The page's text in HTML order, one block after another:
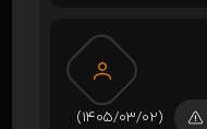
(1405/03/02)